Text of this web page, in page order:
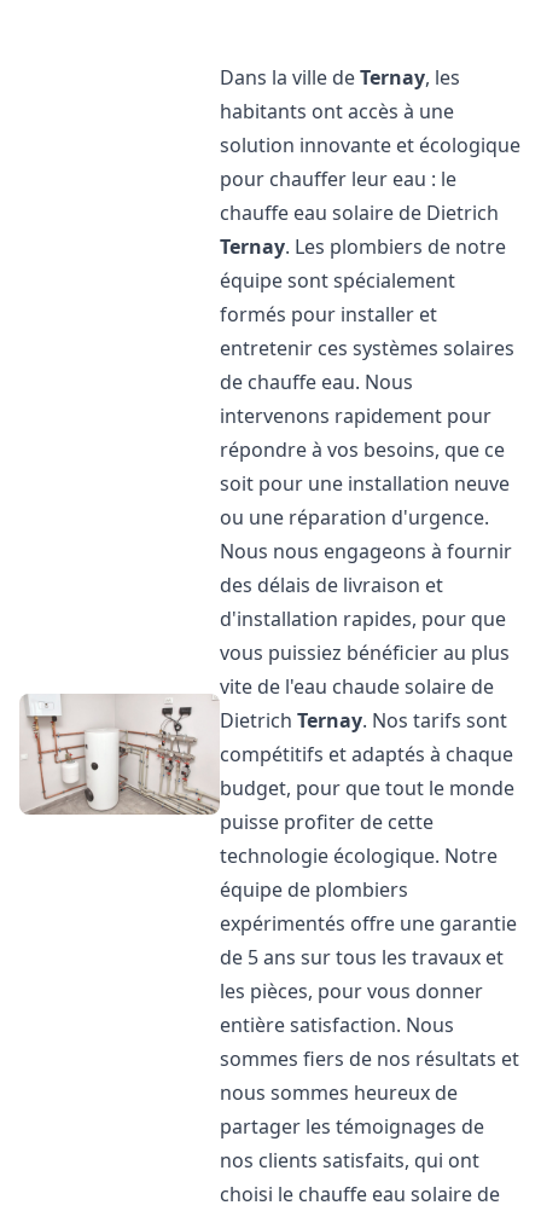
Dans la ville deTernay, les
habitants ont accès à une
solution innovante et écologique
pour chauffer leur eau : le
chauffe eau solaire de Dietrich
Ternay. Les plombiers de notre
équipe sont spécialement
formés pour installer et
entretenir ces systèmes solaires
de chauffe eau. Nous
intervenons rapidement pour
répondre à vos besoins, que ce
soit pour une installation neuve
ou une réparation d'urgence.
Nous nous engageons à fournir
des délais de livraison et
d'installation rapides, pour que
vous puissiez bénéficier au plus
vite de l'eau chaude solaire de
DietrichTernay. Nos tarifs sont
compétitifs et adaptés à chaque
budget, pour que tout le monde
puisse profiter de cette
technologie écologique. Notre
équipe de plombiers
expérimentés offre une garantie
de 5 ans sur tous les travaux et
les pièces, pour vous donner
entière satisfaction. Nous
sommes fiers de nos résultats et
nous sommes heureux de
partager les témoignages de
nos clients satisfaits, qui ont
choisi le chauffe eau solaire de